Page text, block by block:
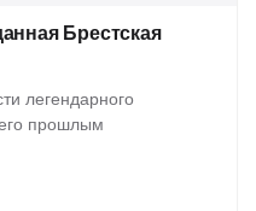
Брестская
легендарного
прошлым